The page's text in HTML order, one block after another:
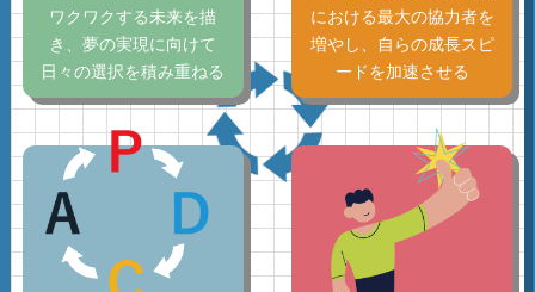
ワクワクする未来を描
き、夢の実現に向けて
日々の選択を積み重ねる
における最大の協力者を
増やし、
自らの成長スピ
ードを加速させる